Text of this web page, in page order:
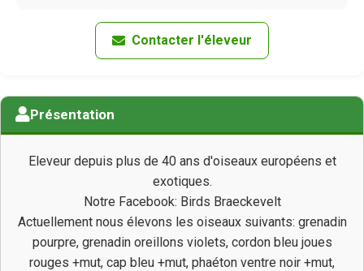
Contacter l'éleveur
Présentation
Eleveur depuis plus de 40 ans d'oiseaux européens et
exotiques.
Notre Facebook: Birds Braeckevelt
Actuellement nous élevons les oiseaux suivants: grenadin
pourpre, grenadin oreillons violets, cordon bleu joues
rouges +mut, cap bleu +mut, phaéton ventre noir +mut,